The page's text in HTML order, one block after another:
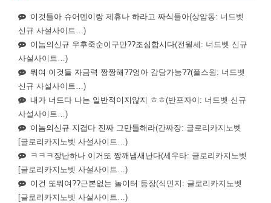
이것들아 슈어멘이랑 제휴나 하라고 짜식들아(상암동: 너드벳
신규 사설사이트…)
이놈의신규 우후죽순이구만??조심합시다(전월세: 너드벳 신규
사설사이트…)
뭐여 이것들 자금력 짱짱해??엉아 감당가능??(풀스윙: 너드벳
신규 사설사이트…)
내가 너드다 나는 일반적이지않지 ㅎㅎ(반포자이: 너드벳 신규
사설사이트…)
이놈의신규 지겹다 진짜 그만들해라(간짜장: 글로리카지노벳
[글로리카지노벳 사설사이트…)
ㅋㅋㅋ장난하나 이거또 짱깨냄새난다(세우타: 글로리카지노벳
[글로리카지노벳 사설사이트…)
이건 또뭐여??근본없는 놀이터 등장(식민지: 글로리카지노벳
[글로리카지노벳 사설사이트…)